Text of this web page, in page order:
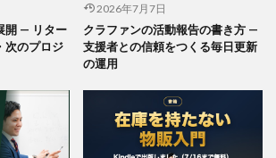
開 — リター
次のプロジ
2026年7月7日
クラファンの活動報告の書き方 —
支援者との信頼をつくる毎日更新
の運用